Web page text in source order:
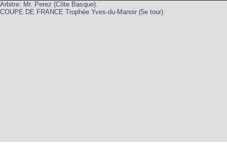
Arbitre: Mr. Perez (Côte Basque).
COUPE DE FRANCE Trophée Yves-du-Manoir (5e tour).